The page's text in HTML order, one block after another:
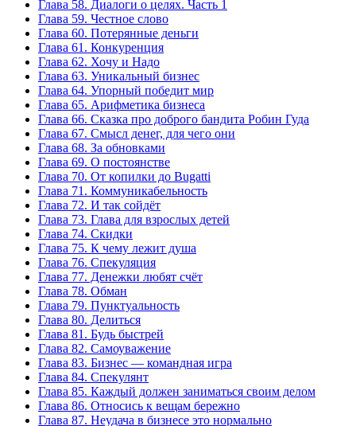
Глава 58. Диалоги о целях. Часть 1
Глава 59. Честное слово
Глава 60. Потерянные деньги
Глава 61. Конкуренция
Глава 62. Хочу и Надо
Глава 63. Уникальный бизнес
Глава 64. Упорный победит мир
Глава 65. Арифметика бизнеса
Глава 66. Сказка про доброго бандита Робин Гуда
Глава 67. Смысл денег, для чего они
Глава 68. За обновками
Глава 69. О постоянстве
Глава 70. От копилки до Bugatti
Глава 71. Коммуникабельность
Глава 72. И так сойдёт
Глава 73. Глава для взрослых детей
Глава 74. Скидки
Глава 75. К чему лежит душа
Глава 76. Спекуляция
Глава 77. Денежки любят счёт
Глава 78. Обман
Глава 79. Пунктуальность
Глава 80. Делиться
Глава 81. Будь быстрей
Глава 82. Самоуважение
Глава 83. Бизнес — командная игра
Глава 84. Спекулянт
Глава 85. Каждый должен заниматься своим делом
Глава 86. Относись к вещам бережно
Глава 87. Неудача в бизнесе это нормально